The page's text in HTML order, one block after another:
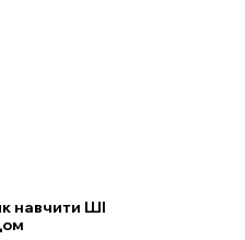
навчити ШІ